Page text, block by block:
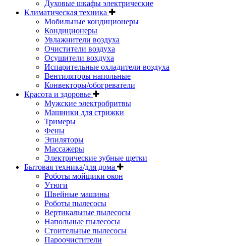
Духовые шкафы электрические
Климатическая техника
Мобильные кондиционеры
Кондиционеры
Увлажнители воздуха
Очистители воздуха
Осушители вохдуха
Испарительные охладители воздуха
Вентиляторы напольные
Конвекторы/обогреватели
Красота и здоровье
Мужские электробритвы
Машинки для стрижки
Тримеры
Фены
Эпиляторы
Массажеры
Электрические зубные щетки
Бытовая техника/для дома
Роботы мойщики окон
Утюги
Швейные машины
Роботы пылесосы
Вертикальные пылесосы
Напольные пылесосы
Стоительные пылесосы
Пароочистители